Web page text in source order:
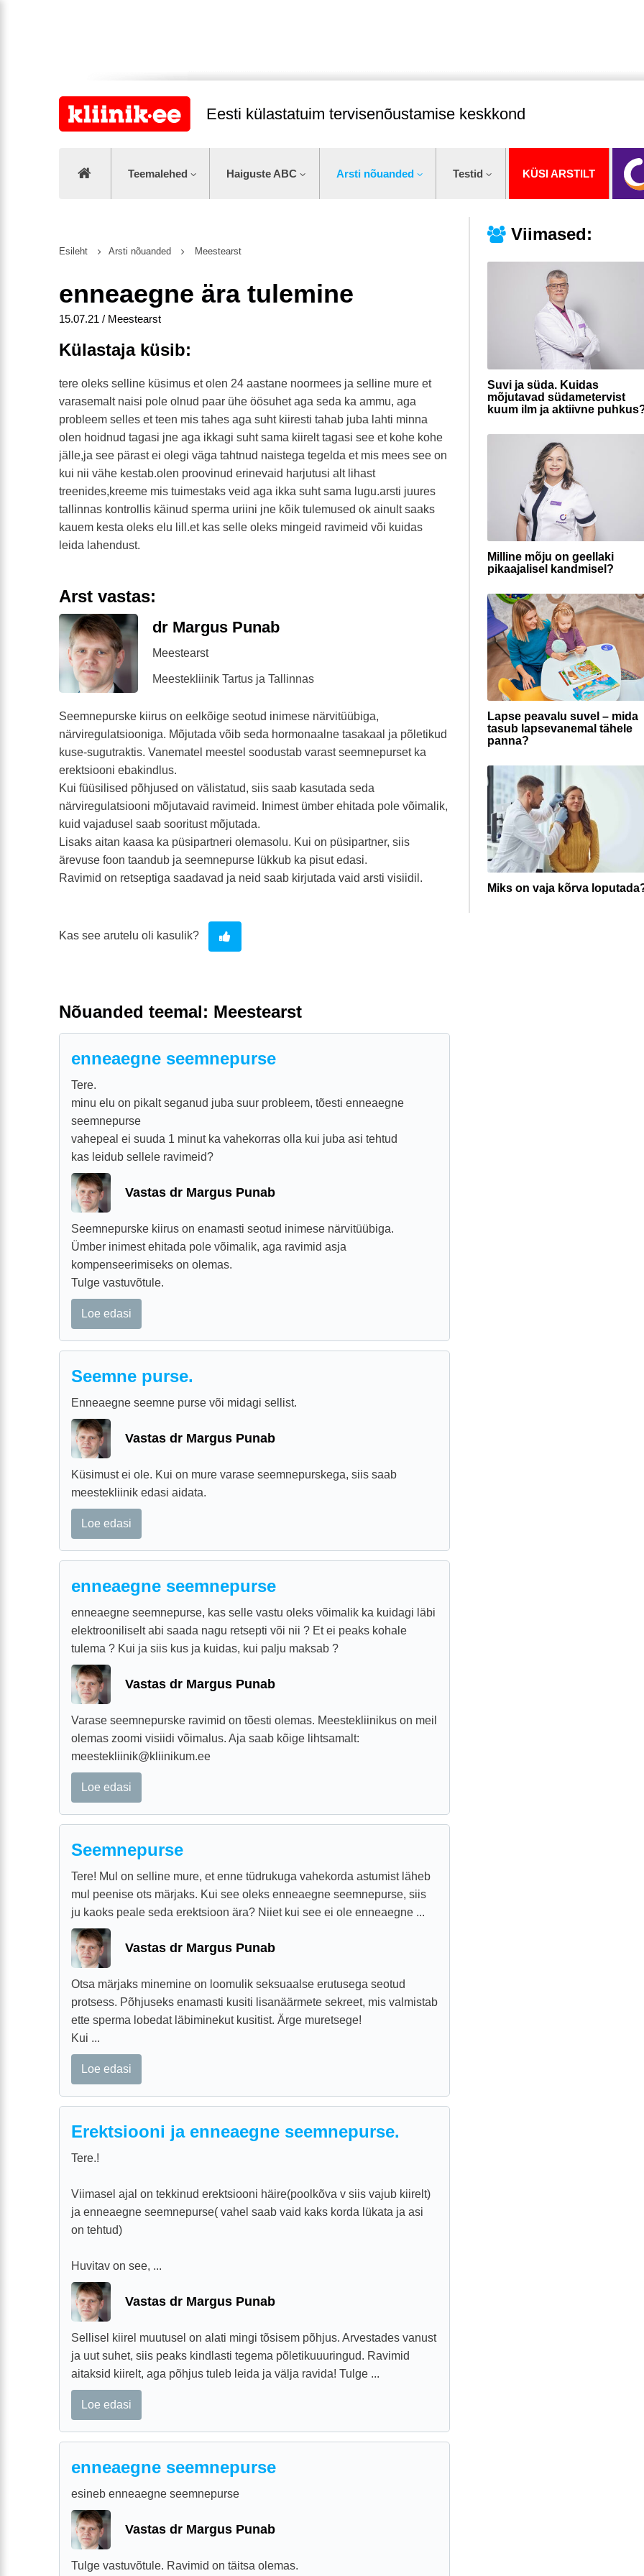
Eesti külastatuim tervisenõustamise keskkond
Teemalehed Haiguste ABC Arsti nõuanded Testid KÜSI ARSTILT
Viimased:
Suvi ja süda. Kuidas
mõjutavad südametervist
kuum ilm ja aktiivne
Milline mõju on geellaki
pikaajalisel kandmisel?
Lapse peavalu suvel – mida
tasub lapsevanemal tähele
panna?
Miks on vaja kõrva
Esileht Arsti nõuanded Meestearst
enneaegne ära tulemine
15.07.21 / Meestearst
Külastaja küsib:
tere oleks selline küsimus et olen 24 aastane noormees ja selline mure et
varasemalt naisi pole olnud paar ühe öösuhet aga seda ka ammu, aga
probleem selles et teen mis tahes aga suht kiiresti tahab juba lahti minna
olen hoidnud tagasi jne aga ikkagi suht sama kiirelt tagasi see et kohe kohe
jälle,ja see pärast ei olegi väga tahtnud naistega tegelda et mis mees see on
kui nii vähe kestab.olen proovinud erinevaid harjutusi alt lihast
treenides,kreeme mis tuimestaks veid aga ikka suht sama lugu.arsti juures
tallinnas kontrollis käinud sperma uriini jne kõik tulemused ok ainult saaks
kauem kesta oleks elu lill.et kas selle oleks mingeid ravimeid või kuidas
leida lahendust.
Arst vastas:
dr Margus Punab
Meestearst
Meestekliinik Tartus ja Tallinnas
Seemnepurske kiirus on eelkõige seotud inimese närvitüübiga,
närviregulatsiooniga. Mõjutada võib seda hormonaalne tasakaal ja põletikud
kuse-sugutraktis. Vanematel meestel soodustab varast seemnepurset ka
erektsiooni ebakindlus.
Kui füüsilised põhjused on välistatud, siis saab kasutada seda
närviregulatsiooni mõjutavaid ravimeid. Inimest ümber ehitada pole võimalik,
kuid vajadusel saab sooritust mõjutada.
Lisaks aitan kaasa ka püsipartneri olemasolu. Kui on püsipartner, siis
ärevuse foon taandub ja seemnepurse lükkub ka pisut edasi.
Ravimid on retseptiga saadavad ja neid saab kirjutada vaid arsti visiidil.
Kas see arutelu oli kasulik?
Nõuanded teemal: Meestearst
enneaegne seemnepurse
Tere.
minu elu on pikalt seganud juba suur probleem, tõesti enneaegne
seemnepurse
vahepeal ei suuda 1 minut ka vahekorras olla kui juba asi tehtud
kas leidub sellele ravimeid?
Vastas dr Margus Punab
Seemnepurske kiirus on enamasti seotud inimese närvitüübiga.
Ümber inimest ehitada pole võimalik, aga ravimid asja
kompenseerimiseks on olemas.
Tulge vastuvõtule.
Loe edasi
Seemne purse.
Enneaegne seemne purse või midagi sellist.
Vastas dr Margus Punab
Küsimust ei ole. Kui on mure varase seemnepurskega, siis saab
meestekliinik edasi aidata.
Loe edasi
enneaegne seemnepurse
enneaegne seemnepurse, kas selle vastu oleks võimalik ka kuidagi läbi
elektrooniliselt abi saada nagu retsepti või nii ? Et ei peaks kohale
tulema ? Kui ja siis kus ja kuidas, kui palju maksab ?
Vastas dr Margus Punab
Varase seemnepurske ravimid on tõesti olemas. Meestekliinikus on meil
olemas zoomi visiidi võimalus. Aja saab kõige lihtsamalt:
meestekliinik@kliinikum.ee
Loe edasi
Seemnepurse
Tere! Mul on selline mure, et enne tüdrukuga vahekorda astumist läheb
mul peenise ots märjaks. Kui see oleks enneaegne seemnepurse, siis
ju kaoks peale seda erektsioon ära? Niiet kui see ei ole enneaegne ...
Vastas dr Margus Punab
Otsa märjaks minemine on loomulik seksuaalse erutusega seotud
protsess. Põhjuseks enamasti kusiti lisanäärmete sekreet, mis valmistab
ette sperma lobedat läbiminekut kusitist. Ärge muretsege!
Kui ...
Loe edasi
Erektsiooni ja enneaegne seemnepurse.
Tere.!
Viimasel ajal on tekkinud erektsiooni häire(poolkõva v siis vajub kiirelt)
ja enneaegne seemnepurse( vahel saab vaid kaks korda lükata ja asi
on tehtud)
Huvitav on see, ...
Vastas dr Margus Punab
Sellisel kiirel muutusel on alati mingi tõsisem põhjus. Arvestades vanust
ja uut suhet, siis peaks kindlasti tegema põletikuuuringud. Ravimid
aitaksid kiirelt, aga põhjus tuleb leida ja välja ravida! Tulge ...
Loe edasi
enneaegne seemnepurse
esineb enneaegne seemnepurse
Vastas dr Margus Punab
Tulge vastuvõtule. Ravimid on täitsa olemas.